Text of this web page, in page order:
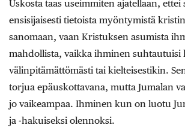
Uskosta taas useimmiten ajatellaan, ettei
ensisijaisesti tietoista myöntymistä
sanomaan, vaan Kristuksen asumista
mahdollista, vaikka ihminen suhtautuisi
välinpitämättömästi tai kielteisestikin.
torjua epäuskottavana, mutta Jumalan
jo vaikeampaa. Ihminen kun on luotu
ja -hakuiseksi olennoksi.